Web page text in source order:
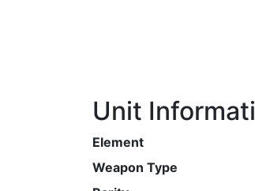
Unit
Element
Weapon Type